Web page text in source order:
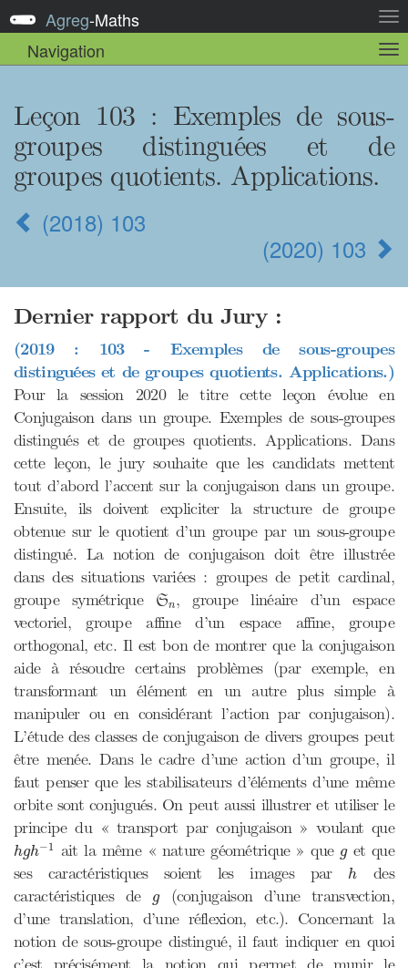
la
Agreg-Maths
Navigation
la
Leçon 103 : Exemples de sous-
groupes distinguées et de
groupes quotients. Applications.
(2018) 103
(2020) 103
Dernier rapport du Jury :
(2019 : 103 - Exemples de sous-groupes
distinguées et de groupes quotients. Applications.)
Pour la session 2020 le titre cette leçon évolue en
Conjugaison dans un groupe. Exemples de sous-groupes
distingués et de groupes quotients. Applications. Dans
cette leçon, le jury souhaite que les candidats mettent
tout d’abord l’accent sur la conjugaison dans un groupe.
Ensuite, ils doivent expliciter la structure de groupe
obtenue sur le quotient d’un groupe par un sous-groupe
distingué. La notion de conjugaison doit être illustrée
dans des situations variées : groupes de petit cardinal,
groupe symétrique
Sn
Sn , groupe linéaire d’un espace
vectoriel, groupe affine d’un espace affine, groupe
orthogonal, etc. Il est bon de montrer que la conjugaison
aide à résoudre certains problèmes (par exemple, en
transformant un élément en un autre plus simple à
manipuler ou en considérant l’action par conjugaison).
L’étude des classes de conjugaison de divers groupes peut
être menée. Dans le cadre d’une action d’un groupe, il
faut penser que les stabilisateurs d’éléments d’une même
orbite sont conjugués. On peut aussi illustrer et utiliser le
principe du « transport par conjugaison » voulant que
hgh−1
h h −1 ait la même « nature géométrique » que g
get que
ses caractéristiques soient les images par
h
h
des
caractéristiques de
g
g(conjugaison d’une transvection,
d’une translation, d’une réflexion, etc.). Concernant la
notion de sous-groupe distingué, il faut indiquer en quoi